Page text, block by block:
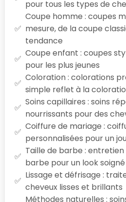
pour tous les types de
Coupe homme : coupes
mesure, de la coupe
tendance
Coupe enfant : coupes
pour les plus jeunes
Coloration : colorations
simple reflet à la
Soins capillaires : soins
nourrissants pour des
Coiffure de mariage :
personnalisées pour un
Taille de barbe :
barbe pour un look soigné
Lissage et défrisage :
cheveux lisses et brillants
Méthodes naturelles :